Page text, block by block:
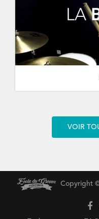
VOIR
Copyright